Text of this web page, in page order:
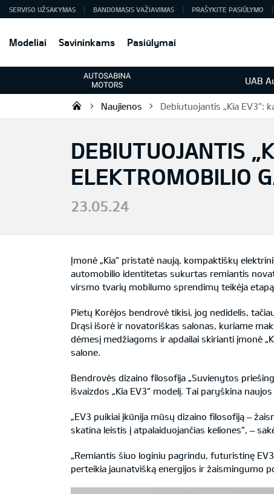
Modeliai Savininkams Pasiūlymai
SERVISO UŽSAKYMAS BANDOMASIS VAŽIAVIMAS PRAŠYKITE PASIŪLYMO
UAB
KIA automobiliai | KIA modeliai |
Naujienos Debiutuojantis „Kia EV3“:
DEBIUTUOJANTIS
ELEKTROMOBILIO
23.05.24
Įmonė „Kia“ pristatė naują, kompaktiškų
automobilio identitetas sukurtas remiantis
virsmo tvarių mobilumo sprendimų teikėja
Pietų Korėjos bendrovė tikisi, jog nedidelis,
Drąsi išorė ir novatoriškas salonas, kuriame
dėmesį medžiagoms ir apdailai skirianti įmonė
salone.
Bendrovės dizaino filosofija „Suvienytos
išvaizdos „Kia EV3“ modelį. Tai paryškina
„EV3 puikiai įkūnija mūsų dizaino filosofiją –
skatina leistis į atpalaiduojančias keliones“, –
„Remiantis šiuo loginiu pagrindu, futuristinę
perteikia jaunatvišką energijos ir žaismingumo